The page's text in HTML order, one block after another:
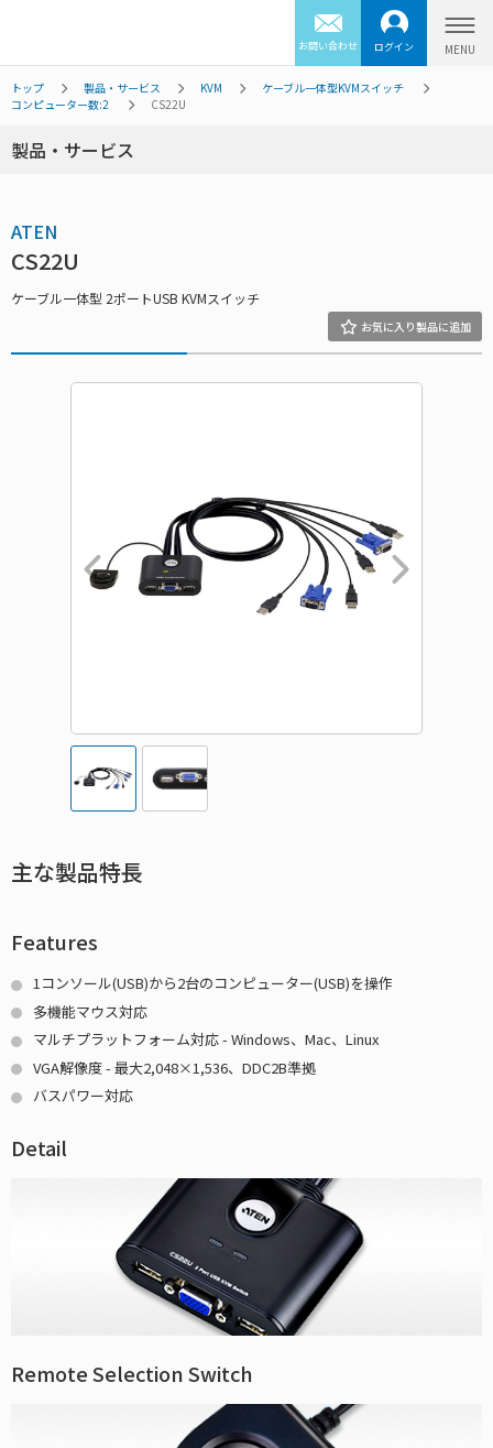
お問い合わせ ログイン
トップ 製品・サービス KVM
ケーブル一体型KVMスイッチ
コンピューター数:2
CS22U
製品・サービス
ATEN
CS22U
ケーブル一体型 2ポートUSB KVMスイッチ
主な製品特長
Features
1コンソール(USB)から2台のコンピューター(USB)を操作
多機能マウス対応
マルチプラットフォーム対応 - Windows、Mac、Linux
VGA解像度 - 最大2,048×1,536、DDC2B準拠
バスパワー対応
Detail
Remote Selection Switch